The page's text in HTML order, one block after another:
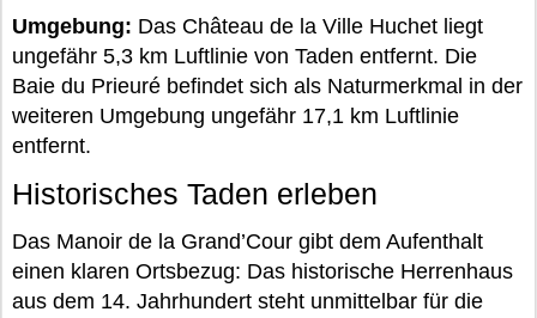
Umgebung: Das Château de la Ville Huchet liegt
ungefähr 5,3 km Luftlinie von Taden entfernt. Die
Baie du Prieuré befindet sich als Naturmerkmal in der
weiteren Umgebung ungefähr 17,1 km Luftlinie
entfernt.
Historisches Taden erleben
Das Manoir de la Grand’Cour gibt dem Aufenthalt
einen klaren Ortsbezug: Das historische Herrenhaus
aus dem 14. Jahrhundert steht unmittelbar für die